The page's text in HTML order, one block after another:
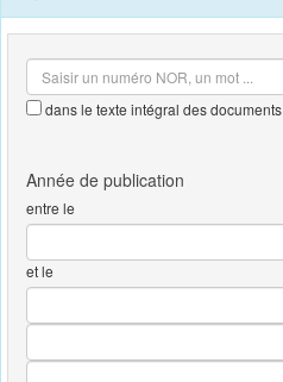
outils
dans le texte intégral des documents
entre le
et le